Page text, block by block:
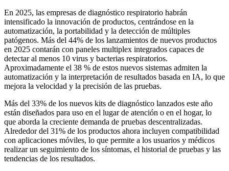
En 2025, las empresas de diagnóstico respiratorio habrán
intensificado la innovación de productos, centrándose en la
automatización, la portabilidad y la detección de múltiples
patógenos. Más del 44% de los lanzamientos de nuevos productos
en 2025 contarán con paneles multiplex integrados capaces de
detectar al menos 10 virus y bacterias respiratorios.
Aproximadamente el 38 % de estos nuevos sistemas admiten la
automatización y la interpretación de resultados basada en IA, lo que
mejora la velocidad y la precisión de las pruebas.
Más del 33% de los nuevos kits de diagnóstico lanzados este año
están diseñados para uso en el lugar de atención o en el hogar, lo
que aborda la creciente demanda de pruebas descentralizadas.
Alrededor del 31% de los productos ahora incluyen compatibilidad
con aplicaciones móviles, lo que permite a los usuarios y médicos
realizar un seguimiento de los síntomas, el historial de pruebas y las
tendencias de los resultados.